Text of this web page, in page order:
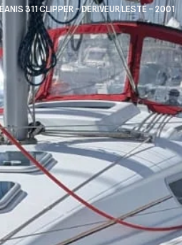
311 CLIPPER – DÉRIVEUR LESTÉ – 2001